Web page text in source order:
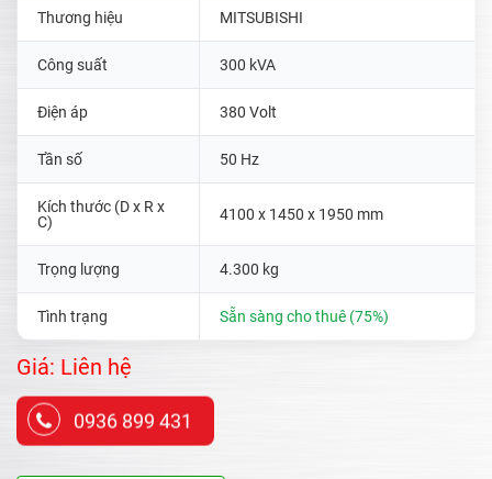
Thương hiệu MITSUBISHI
Công suất 300 kVA
Điện áp 380 Volt
Tần số 50 Hz
Kích thước (D x R x
C)
4100 x 1450 x 1950 mm
Trọng lượng 4.300 kg
Tình trạng Sẵn sàng cho thuê (75%)
Giá: Liên hệ
0936 899 431